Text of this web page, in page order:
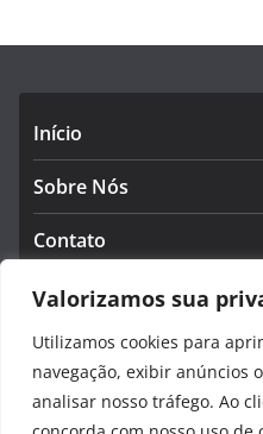
Valorizamos sua
Utilizamos cookies para
navegação, exibir anúncios
analisar nosso tráfego. Ao
Início
Sobre Nós
Contato
Política de Privacidade
Termos e Condições